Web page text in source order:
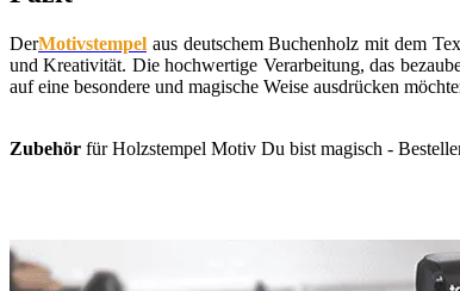
DerMotivstempel aus deutschem Buchenholz mit dem
und Kreativität. Die hochwertige Verarbeitung, das
auf eine besondere und magische Weise ausdrücken
Zubehör für Holzstempel Motiv Du bist magisch -